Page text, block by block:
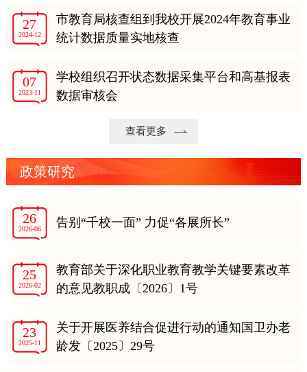
27
2024-12
市教育局核查组到我校开展2024年教育事业
统计数据质量实地核查
07
2023-11
学校组织召开状态数据采集平台和高基报表
数据审核会
查看更多
政策研究
26
2026-06 告别“千校一面” 力促“各展所长”
25
2026-02
教育部关于深化职业教育教学关键要素改革
的意见教职成〔2026〕1号
23
2025-11
关于开展医养结合促进行动的通知国卫办老
龄发〔2025〕29号